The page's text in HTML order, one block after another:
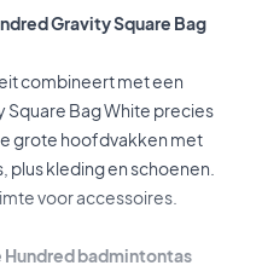
Gravity Square Bag
combineert met een
Square Bag White precies
grote hoofdvakken met
plus kleding en schoenen.
voor accessoires.
Hundred badmintontas